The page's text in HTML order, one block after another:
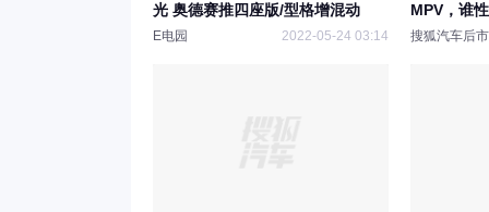
光 奥德赛推四座版/型格增混动
E电园 2022-05-24 03:14
MPV，谁
搜狐汽车后